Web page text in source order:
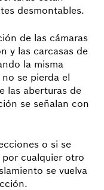
desmontables.
de las cámaras
y las carcasas de
la misma
se pierda el
las aberturas de
se señalan con
o si se
cualquier otro
se vuelva